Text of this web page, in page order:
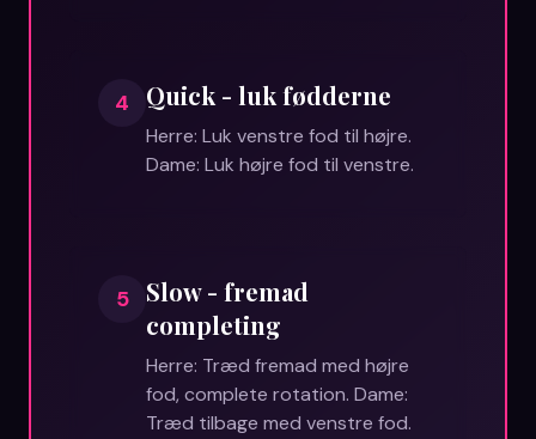
4 Quick - luk fødderne
Herre: Luk venstre fod til højre.
Dame: Luk højre fod til venstre.
5
Slow - fremad
completing
Herre: Træd fremad med højre
fod, complete rotation. Dame:
Træd tilbage med venstre fod.